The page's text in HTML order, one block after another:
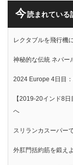
今読まれている
レクタブルを飛行機
神秘的な伝統 ネパー
2024 Europe 4日目
【2019-20インド8
へ
スリランカスーパー
外肛門括約筋を鍛え